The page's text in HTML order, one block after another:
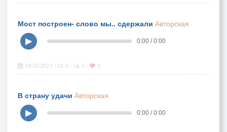
Мост построен- слово мы.. сдержали Авторская
▶
0:00 / 0:00
04.05.2021 9 0 0
В страну удачи Авторская
▶
0:00 / 0:00